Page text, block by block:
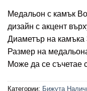
Медальон с камък
дизайн с акцент
Диаметър на камъка
Размер на
Може да се съчетае
Категории: Бижута